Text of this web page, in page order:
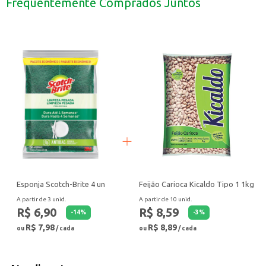
Ideal para uso em estabelecimentos comerciais que necessitam de grande
Frequentemente Comprados Juntos
Esponja Scotch-Brite 4 un
A partir de 3 unid.
R$ 6,90 -14%
ou R$ 7,98 / cada
Feijão Carioca Kicaldo Tipo 1 1kg
A partir de 10 unid.
R$ 8,59 -3%
ou R$ 8,89/ cada